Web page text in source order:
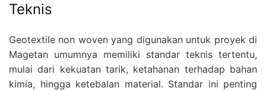
Teknis
Geotextile non woven yang digunakan untuk proyek di
Magetan umumnya memiliki standar teknis tertentu,
mulai dari kekuatan tarik, ketahanan terhadap bahan
kimia, hingga ketebalan material. Standar ini penting